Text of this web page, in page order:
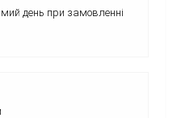
день при замовленні